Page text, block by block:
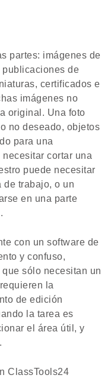
partes: imágenes de
de
certificados e
imágenes no
original. Una foto
no deseado, objetos
para una
cortar una
puede necesitar
de trabajo, o un
en una parte
con un software de
y confuso,
sólo necesitan un
la
de edición
la tarea es
el área útil, y
ClassTools24